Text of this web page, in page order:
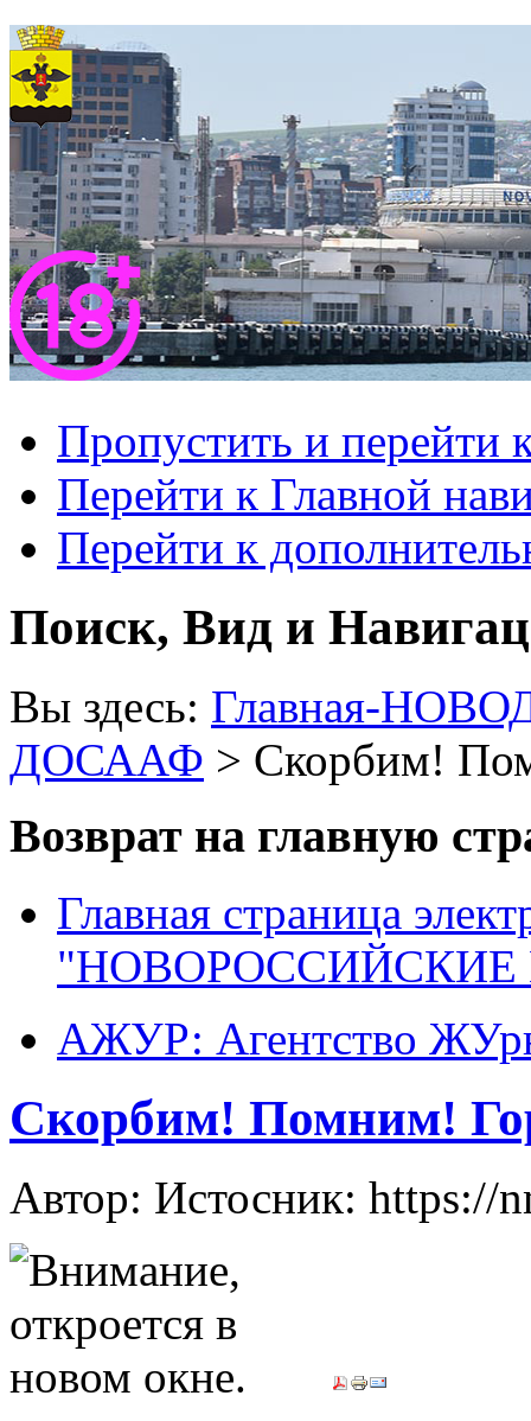
Пропустить и перейти
Перейти к Главной
Перейти к
Поиск, Вид и
Вы здесь: Главная-
ДОСААФ > Скорбим!
Возврат на главную
Главная страница
"НОВОРОССИЙСКИЕ
АЖУР: Агентство
Скорбим! Помним!
Автор: Истосник: https://